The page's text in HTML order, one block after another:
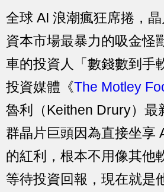
全球 AI 浪潮瘋狂席捲，
資本市場最暴力的吸金怪
車的投資人「數錢數到手
投資媒體《The Motley
魯利（Keithen Drury）最
群晶片巨頭因為直接坐享
的紅利，根本不用像其他
等待投資回報，現在就是